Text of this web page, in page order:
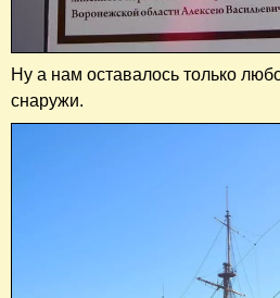
Ну а нам оставалось только
снаружи.